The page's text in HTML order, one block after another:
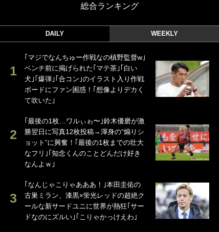
総合ランキング
DAILY WEEKLY
｢マジでなんちゅー作戦なの槙野監督w｣
ベンチ前に掲げられた｢マテ茶｣｢白い
犬｣｢爆弾｣｢合コン｣のイラスト入り作戦
ボードにファン困惑！｢想像よりデカく
て吹いた｣
｢最後の1枚…ワルぃゎ〜｣鈴木優磨が激
勝翌日に写真12枚投稿→渾身の“煽りシ
ョット”に興奮！｢最後の1枚までの壮大
なフリ｣｢知念くんのことどんだけ好き
なんよｗ｣
｢なんじゃこりゃあああ！｣本田圭佑の
古巣ミラン、漆黒×蛍光レッドの超絶ク
ールな新サードユニに世界が熱狂｢サー
ドなのにズルい｣｢こりゃかっけえわ｣